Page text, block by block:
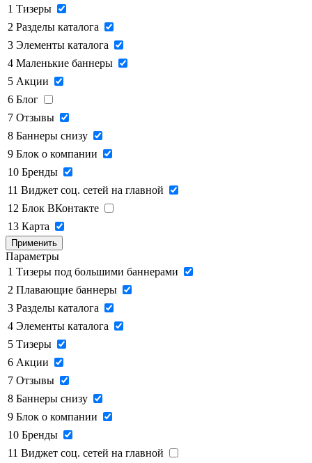
1 Тизеры
2 Разделы каталога
3 Элементы каталога
4 Маленькие баннеры
5 Акции
6 Блог
7 Отзывы
8 Баннеры снизу
9 Блок о компании
10 Бренды
11 Виджет соц. сетей на главной
12 Блок ВКонтакте
13 Карта
Применить
Параметры
1 Тизеры под большими баннерами
2 Плавающие баннеры
3 Разделы каталога
4 Элементы каталога
5 Тизеры
6 Акции
7 Отзывы
8 Баннеры снизу
9 Блок о компании
10 Бренды
11 Виджет соц. сетей на главной